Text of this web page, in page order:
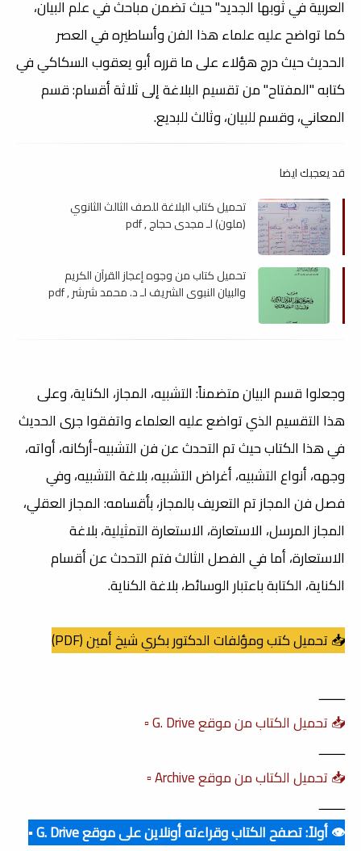
العربية في ثوبها الجديد" حيث تضمن مباحث في علم البيان،
كما تواضح عليه علماء هذا الفن وأساطيره في العصر
الحديث حيث درج هؤلاء على ما قرره أبو يعقوب السكاكي في
كتابه "المفتاح" من تقسيم البلاغة إلى ثلاثة أقسام: قسم
المعاني، وقسم للبيان، وثالث للبديع.
قد يعجبك ايضا
تحميل كتاب البلاغة للصف الثالث الثانوي
(ملون) لـ مجدي حجاج , pdf
تحميل كتاب من وجوه إعجاز القرآن الكريم
والبيان النبوي الشريف لـ د. محمد شرشر , pdf
وجعلوا قسم البيان متضمناً: التشبيه، المجاز، الكناية، وعلى
هذا التقسيم الذي تواضع عليه العلماء واتفقوا جرى الحديث
في هذا الكتاب حيث تم التحدث عن فن التشبيه-أركانه، أواته،
وجهه، أنواع التشبيه، أغراض التشبيه، بلاغة التشبيه، وفي
فصل فن المجاز تم التعريف بالمجاز، بأقسامه: المجاز العقلي،
المجاز المرسل، الاستعارة، الاستعارة التمثيلية، بلاغة
الاستعارة، أما في الفصل الثالث فتم التحدث عن أقسام
الكناية، الكتابة باعتبار الوسائط، بلاغة الكناية.
📥 تحميل كتب ومؤلفات الدكتور بكري شيخ أمين (PDF)
ــــــــ
📥 تحميل الكتاب من موقع G. Drive ▫️
ــــــــ
📥 تحميل الكتاب من موقع Archive ▫️
ــــــــ
👁️ أولاً: تصفح الكتاب وقراءته أونلاين على موقع G. Drive ▪️